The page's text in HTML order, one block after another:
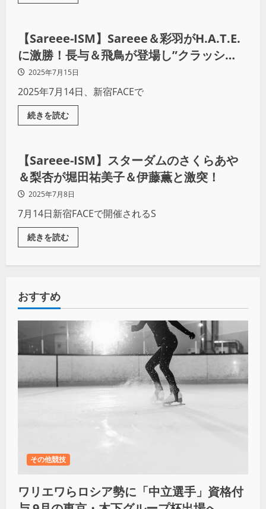
プロレス
【Sareee-ISM】Sareee＆彩羽がH.A.T.E.
に激勝！長与＆飛鳥が登場し”クラッシ
ュ”継承！
2025年7月15日
2025年7月14日、新宿FACEで
続きを読む
プロレス
【Sareee-ISM】スターダムのさくらあや
＆梨杏が堀田祐美子＆伊藤薫と激突！
2025年7月8日
7月14日新宿FACEで開催されるS
続きを読む
おすすめ
その他競技
ワリエワらロシア勢に「中立選手」資格付